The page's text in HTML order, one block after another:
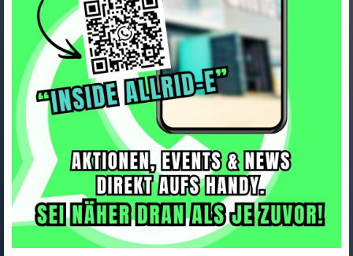
ORTLIEB Saddle-Bag Release
Tab black